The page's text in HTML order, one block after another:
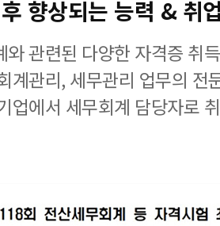
향상되는 능력 & 취
와 관련된 다양한 자격증 취
계관리, 세무관리 업무의 전
업에서 세무회계 담당자로